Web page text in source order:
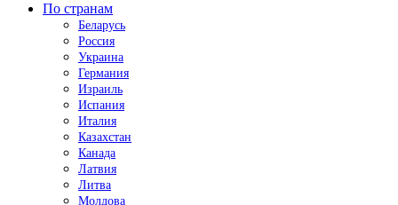
По странам
Беларусь
Россия
Украина
Германия
Израиль
Испания
Италия
Казахстан
Канада
Латвия
Литва
Молдова